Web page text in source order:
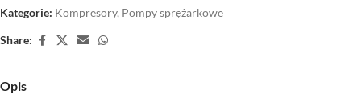
Kategorie: Kompresory, Pompy sprężarkowe
Share:
Opis